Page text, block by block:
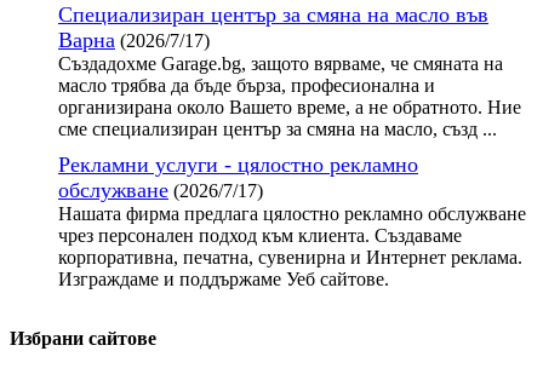
Специализиран център за смяна на масло във
Варна (2026/7/17)
Създадохме Garage.bg, защото вярваме, че смяната на
масло трябва да бъде бърза, професионална и
организирана около Вашето време, а не обратното. Ние
сме специализиран център за смяна на масло, създ ...
Рекламни услуги - цялостно рекламно
обслужване (2026/7/17)
Нашата фирма предлага цялостно рекламно обслужване
чрез персонален подход към клиента. Създаваме
корпоративна, печатна, сувенирна и Интернет реклама.
Изграждаме и поддържаме Уеб сайтове.
Избрани сайтове